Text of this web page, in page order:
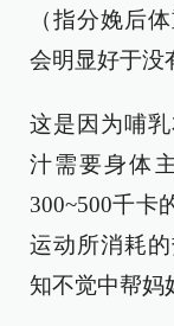
（指分娩后
会明显好于没
这是因为哺
汁需要身体
300~500千卡
运动所消耗
知不觉中帮妈